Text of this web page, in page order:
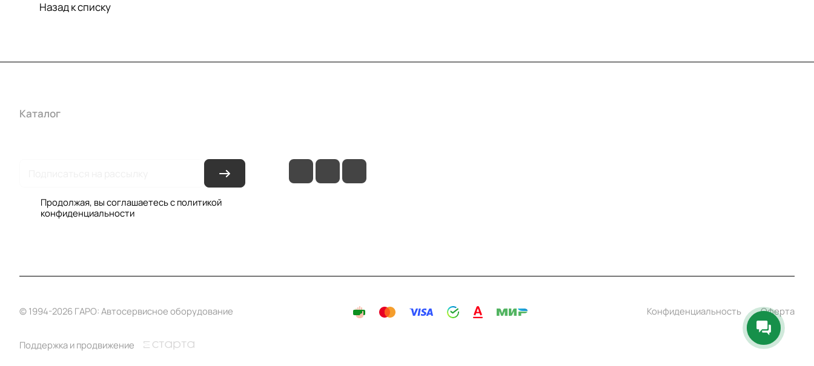
Назад к списку
Каталог
Продолжая, вы соглашаетесь с политикой
конфиденциальности
© 1994-2026 ГАРО: Автосервисное оборудование Конфиденциальность Оферта
Поддержка и продвижение